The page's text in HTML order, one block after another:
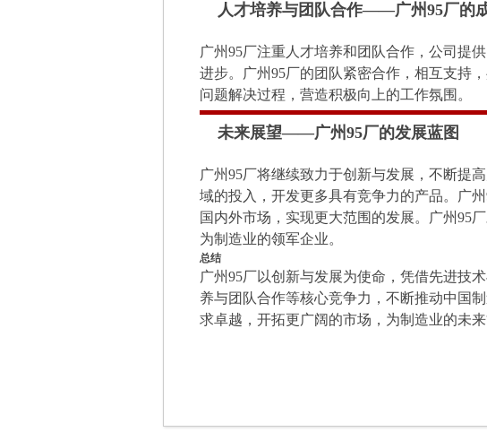
人才培养与团队合作——广州95厂的
广州95厂注重人才培养和团队合作，公司提
进步。广州95厂的团队紧密合作，相互支持
问题解决过程，营造积极向上的工作氛围。
未来展望——广州95厂的发展蓝图
广州95厂将继续致力于创新与发展，不断提
域的投入，开发更多具有竞争力的产品。广
国内外市场，实现更大范围的发展。广州95
为制造业的领军企业。
总结
广州95厂以创新与发展为使命，凭借先进技
养与团队合作等核心竞争力，不断推动中国
求卓越，开拓更广阔的市场，为制造业的未来